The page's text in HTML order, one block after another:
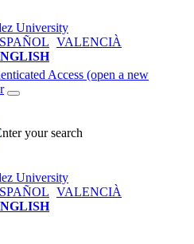
VALENCIÀ
Access (open a new
your search
VALENCIÀ